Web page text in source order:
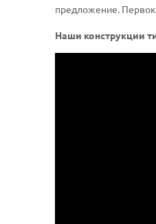
предложение.
Наши конструкции